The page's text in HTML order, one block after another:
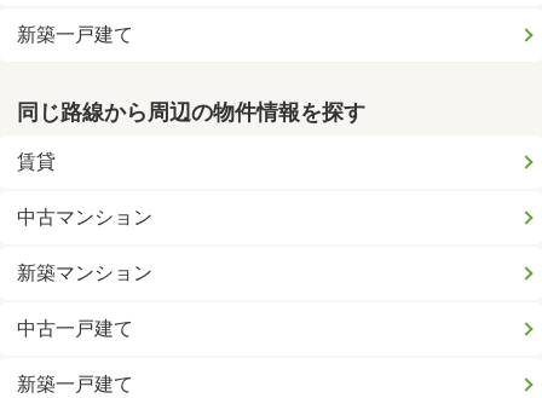
新築一戸建て
同じ路線から周辺の物件情報を探す
賃貸
中古マンション
新築マンション
中古一戸建て
新築一戸建て